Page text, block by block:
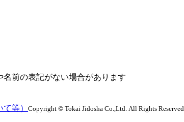
前の表記がない場合があります
等） Copyright © Tokai Jidosha Co.,Ltd. All Rights Reserved.